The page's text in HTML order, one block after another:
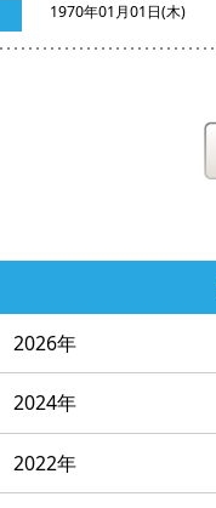
1970年01月01日(木)
2026年
2024年
2022年